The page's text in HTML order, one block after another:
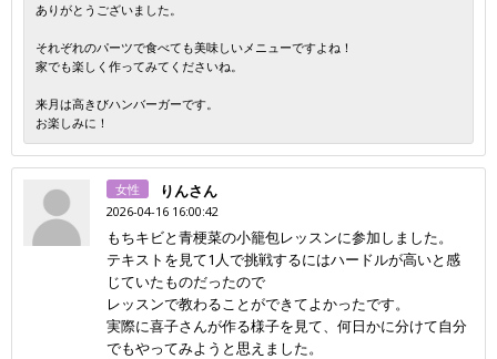
ありがとうございました。
それぞれのパーツで食べても美味しいメニューですよね！
家でも楽しく作ってみてくださいね。
来月は高きびハンバーガーです。
お楽しみに！
女性 りんさん
2026-04-16 16:00:42
もちキビと青梗菜の小籠包レッスンに参加しました。
テキストを見て1人で挑戦するにはハードルが高いと感
じていたものだったので
レッスンで教わることができてよかったです。
実際に喜子さんが作る様子を見て、何日かに分けて自分
でもやってみようと思えました。